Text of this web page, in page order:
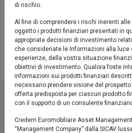
Fact
Valore Quota al 05/08/
Eurofundlux Euro
Sicav / Obbligazionari /
Confronta Fact sheet
di rischio.
Al fine di comprendere i rischi inerenti alle
oggetto i prodotti finanziari presentati in
appropriate decisioni di investimento
che consideriate le Informazioni alla luce
esperienze, della vostra situazione
obiettivi di investimento. Qualora foste
informazioni sui prodotti finanziari
necessario prendere visione del
offerta predisposta per ciascun prodotto
con il supporto di un consulente
Credem Euromobiliare Asset
“Management Company” dalla SICAV